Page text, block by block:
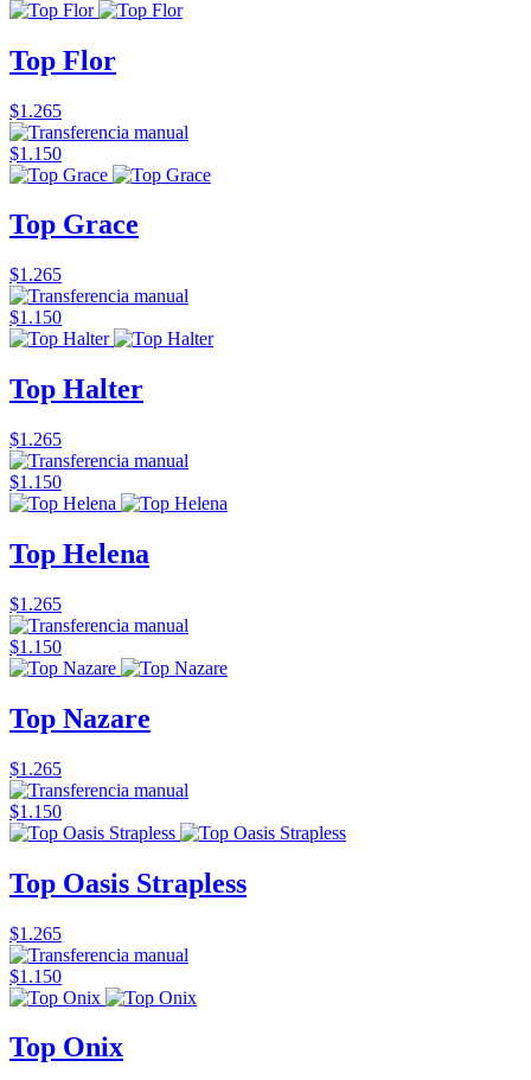
Top Flor
$1.265
$1.150
Top Grace
$1.265
$1.150
Top Halter
$1.265
$1.150
Top Helena
$1.265
$1.150
Top Nazare
$1.265
$1.150
Top Oasis Strapless
$1.265
$1.150
Top Onix